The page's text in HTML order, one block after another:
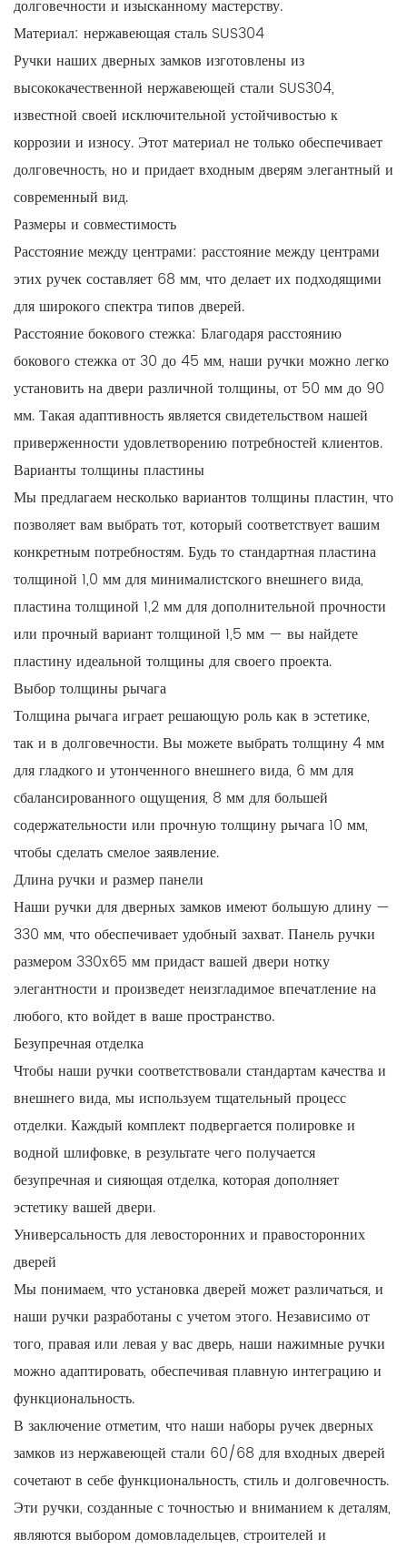
долговечности и изысканному мастерству.
Материал: нержавеющая сталь SUS304
Ручки наших дверных замков изготовлены из
высококачественной нержавеющей стали SUS304,
известной своей исключительной устойчивостью к
коррозии и износу. Этот материал не только обеспечивает
долговечность, но и придает входным дверям элегантный и
современный вид.
Размеры и совместимость
Расстояние между центрами: расстояние между центрами
этих ручек составляет 68 мм, что делает их подходящими
для широкого спектра типов дверей.
Расстояние бокового стежка: Благодаря расстоянию
бокового стежка от 30 до 45 мм, наши ручки можно легко
установить на двери различной толщины, от 50 мм до 90
мм. Такая адаптивность является свидетельством нашей
приверженности удовлетворению потребностей клиентов.
Варианты толщины пластины
Мы предлагаем несколько вариантов толщины пластин, что
позволяет вам выбрать тот, который соответствует вашим
конкретным потребностям. Будь то стандартная пластина
толщиной 1,0 мм для минималистского внешнего вида,
пластина толщиной 1,2 мм для дополнительной прочности
или прочный вариант толщиной 1,5 мм — вы найдете
пластину идеальной толщины для своего проекта.
Выбор толщины рычага
Толщина рычага играет решающую роль как в эстетике,
так и в долговечности. Вы можете выбрать толщину 4 мм
для гладкого и утонченного внешнего вида, 6 мм для
сбалансированного ощущения, 8 мм для большей
содержательности или прочную толщину рычага 10 мм,
чтобы сделать смелое заявление.
Длина ручки и размер панели
Наши ручки для дверных замков имеют большую длину —
330 мм, что обеспечивает удобный захват. Панель ручки
размером 330х65 мм придаст вашей двери нотку
элегантности и произведет неизгладимое впечатление на
любого, кто войдет в ваше пространство.
Безупречная отделка
Чтобы наши ручки соответствовали стандартам качества и
внешнего вида, мы используем тщательный процесс
отделки. Каждый комплект подвергается полировке и
водной шлифовке, в результате чего получается
безупречная и сияющая отделка, которая дополняет
эстетику вашей двери.
Универсальность для левосторонних и правосторонних
дверей
Мы понимаем, что установка дверей может различаться, и
наши ручки разработаны с учетом этого. Независимо от
того, правая или левая у вас дверь, наши нажимные ручки
можно адаптировать, обеспечивая плавную интеграцию и
функциональность.
В заключение отметим, что наши наборы ручек дверных
замков из нержавеющей стали 60/68 для входных дверей
сочетают в себе функциональность, стиль и долговечность.
Эти ручки, созданные с точностью и вниманием к деталям,
являются выбором домовладельцев, строителей и